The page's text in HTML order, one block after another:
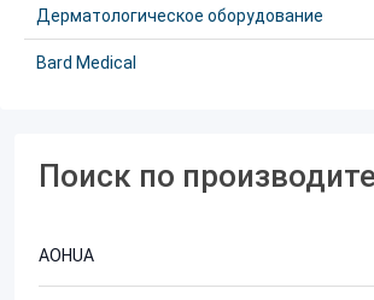
Дерматологическое оборудование
Bard Medical
Поиск по
AOHUA